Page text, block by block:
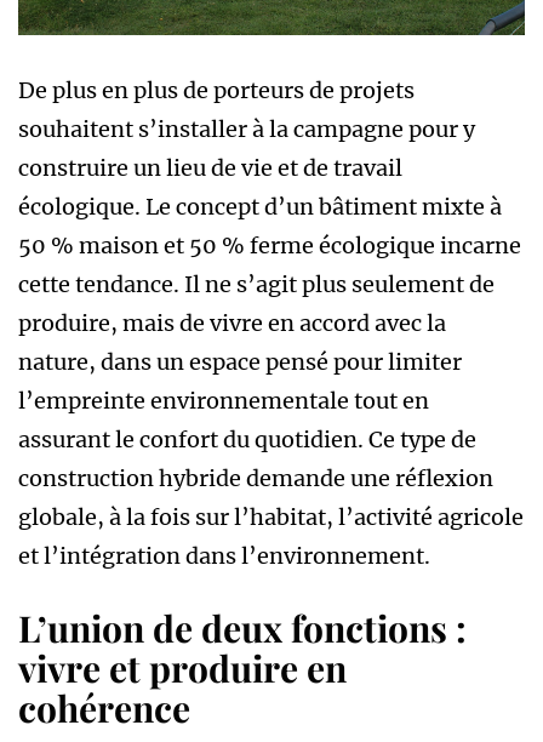
De plus en plus de porteurs de projets
souhaitent s’installer à la campagne pour y
construire un lieu de vie et de travail
écologique. Le concept d’un bâtiment mixte à
50 % maison et 50 % ferme écologique incarne
cette tendance. Il ne s’agit plus seulement de
produire, mais de vivre en accord avec la
nature, dans un espace pensé pour limiter
l’empreinte environnementale tout en
assurant le confort du quotidien. Ce type de
construction hybride demande une réflexion
globale, à la fois sur l’habitat, l’activité agricole
et l’intégration dans l’environnement.
L’union de deux fonctions :
vivre et produire en
cohérence